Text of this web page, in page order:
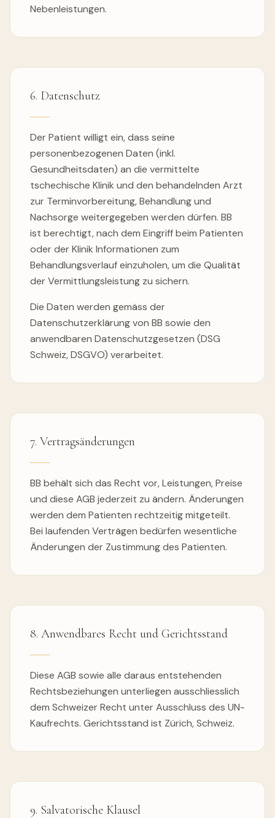
Nebenleistungen.
6. Datenschutz
Der Patient willigt ein, dass seine
personenbezogenen Daten (inkl.
Gesundheitsdaten) an die vermittelte
tschechische Klinik und den behandelnden Arzt
zur Terminvorbereitung, Behandlung und
Nachsorge weitergegeben werden dürfen. BB
ist berechtigt, nach dem Eingriff beim Patienten
oder der Klinik Informationen zum
Behandlungsverlauf einzuholen, um die Qualität
der Vermittlungsleistung zu sichern.
Die Daten werden gemäss der
Datenschutzerklärung von BB sowie den
anwendbaren Datenschutzgesetzen (DSG
Schweiz, DSGVO) verarbeitet.
7. Vertragsänderungen
BB behält sich das Recht vor, Leistungen, Preise
und diese AGB jederzeit zu ändern. Änderungen
werden dem Patienten rechtzeitig mitgeteilt.
Bei laufenden Verträgen bedürfen wesentliche
Änderungen der Zustimmung des Patienten.
8. Anwendbares Recht und Gerichtsstand
Diese AGB sowie alle daraus entstehenden
Rechtsbeziehungen unterliegen ausschliesslich
dem Schweizer Recht unter Ausschluss des UN-
Kaufrechts. Gerichtsstand ist Zürich, Schweiz.
9. Salvatorische Klausel